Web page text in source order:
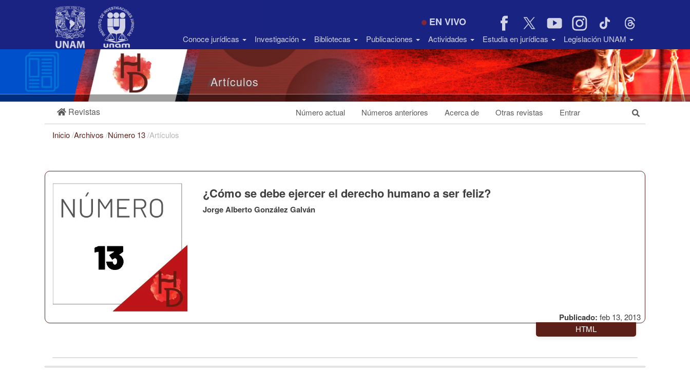
Barra
EN VIVO
Conoce jurídicas Investigación Bibliotecas Publicaciones Actividades Estudia en jurídicas Legislación UNAM
Artículos
Revistas Número actual Números anteriores Acerca de Otras revistas Entrar
Inicio/Archivos /Número 13/Artículos
Publicado: feb 13, 2013
¿Cómo se debe ejercer el derecho humano a ser feliz?
Jorge Alberto González Galván
HTML